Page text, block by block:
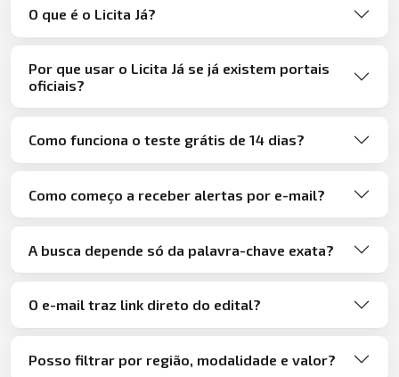
O que é o Licita Já?
Por que usar o Licita Já se já existem portais
oficiais?
Como funciona o teste grátis de 14 dias?
Como começo a receber alertas por e-mail?
A busca depende só da palavra-chave exata?
O e-mail traz link direto do edital?
Posso filtrar por região, modalidade e valor?